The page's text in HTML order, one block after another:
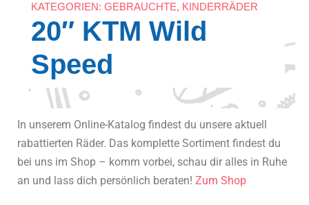
KATEGORIEN: GEBRAUCHTE, KINDERRÄDER
20″ KTM Wild
Speed
In unserem Online-Katalog findest du unsere aktuell
rabattierten Räder. Das komplette Sortiment findest du
bei uns im Shop – komm vorbei, schau dir alles in Ruhe
an und lass dich persönlich beraten! Zum Shop